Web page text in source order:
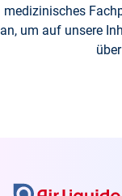
medizinisches
an, um auf unsere